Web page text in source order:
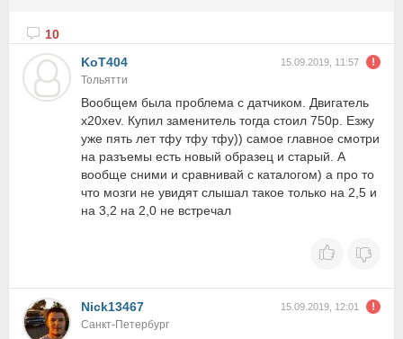
10
KoT404
15.09.2019, 11:57
Тольятти
Вообщем была проблема с датчиком. Двигатель
x20xev. Купил заменитель тогда стоил 750р. Езжу
уже пять лет тфу тфу тфу)) самое главное смотри
на разъемы есть новый образец и старый. А
вообще сними и сравнивай с каталогом) а про то
что мозги не увидят слышал такое только на 2,5 и
на 3,2 на 2,0 не встречал
Nick13467 15.09.2019, 12:01
Санкт-Петербург